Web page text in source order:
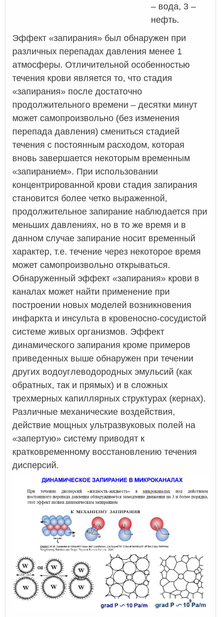
– вода, 3 –
нефть.
Эффект «запирания» был обнаружен при
различных перепадах давления менее 1
атмосферы. Отличительной особенностью
течения крови является то, что стадия
«запирания» после достаточно
продолжительного времени – десятки минут
может самопроизвольно (без изменения
перепада давления) смениться стадией
течения с постоянным расходом, которая
вновь завершается некоторым временным
«запиранием». При использовании
концентрированной крови стадия запирания
становится более четко выраженной,
продолжительное запирание наблюдается при
меньших давлениях, но в то же время и в
данном случае запирание носит временный
характер, т.е. течение через некоторое время
может самопроизвольно открываться.
Обнаруженный эффект «запирания» крови в
каналах может найти применение при
построении новых моделей возникновения
инфаркта и инсульта в кровеносно-сосудистой
системе живых организмов. Эффект
динамического запирания кроме примеров
приведенных выше обнаружен при течении
других водоуглеводородных эмульсий (как
обратных, так и прямых) и в сложных
трехмерных капиллярных структурах (кернах).
Различные механические воздействия,
действие мощных ультразвуковых полей на
«запертую» систему приводят к
кратковременному восстановлению течения
дисперсий.